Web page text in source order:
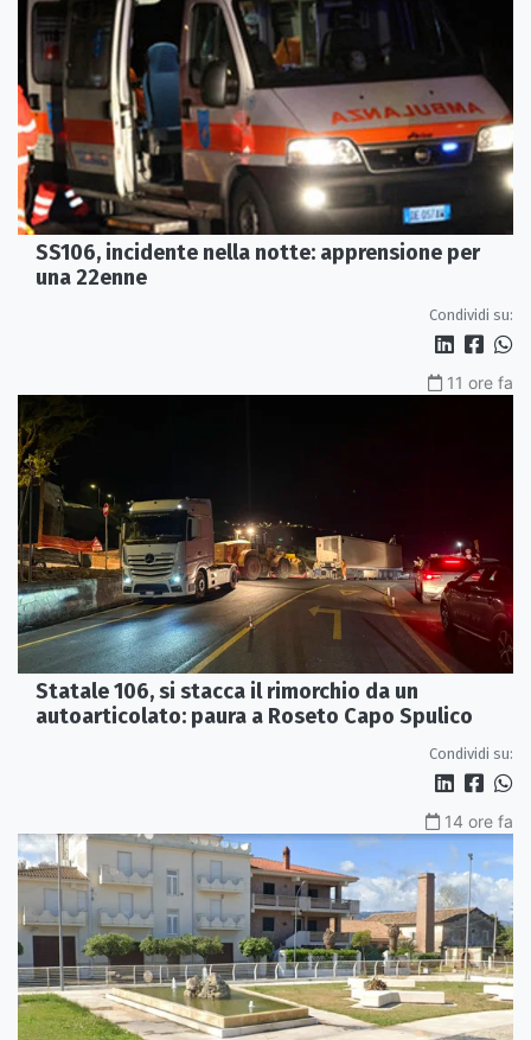
SS106, incidente nella notte: apprensione per
una 22enne
Condividi su:
11 ore fa
Statale 106, si stacca il rimorchio da un
autoarticolato: paura a Roseto Capo Spulico
Condividi su:
14 ore fa